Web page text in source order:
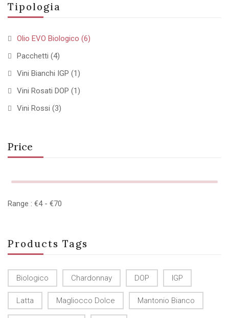
Tipologia
Olio EVO Biologico (6)
Pacchetti (4)
Vini Bianchi IGP (1)
Vini Rosati DOP (1)
Vini Rossi (3)
Price
Range : €4 - €70
Products Tags
Biologico Chardonnay DOP IGP
Latta Magliocco Dolce Mantonio Bianco